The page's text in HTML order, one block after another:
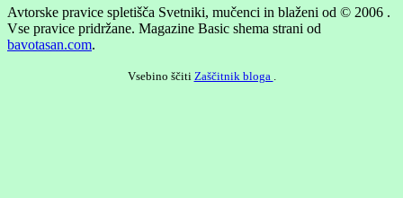
Avtorske pravice spletišča Svetniki, mučenci in blaženi od © 2006 .
Vse pravice pridržane. Magazine Basic shema strani od
bavotasan.com.
Vsebino ščiti Zaščitnik bloga .